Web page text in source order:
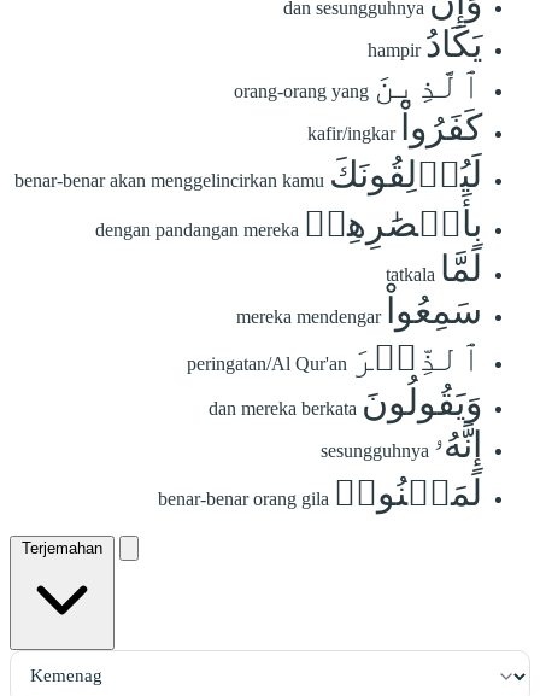
dan sesungguhnya
يَكَادُ hampir
ٱلَّذِينَ orang-orang yang
كَفَرُواْ kafir/ingkar
لَيُزۡلِقُونَكَ benar-benar akan menggelincirkan kamu
بِأَبۡصَٰرِهِمۡ dengan pandangan mereka
لَمَّا tatkala
سَمِعُواْ mereka mendengar
ٱلذِّكۡرَ peringatan/Al Qur'an
وَيَقُولُونَ dan mereka berkata
إِنَّهُۥ sesungguhnya
لَمَجۡنُونٞ benar-benar orang gila
Terjemahan